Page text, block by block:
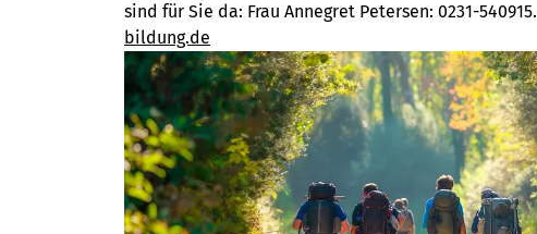
sind für Sie da: Frau Annegret Petersen: 0231-540915.
bildung.de